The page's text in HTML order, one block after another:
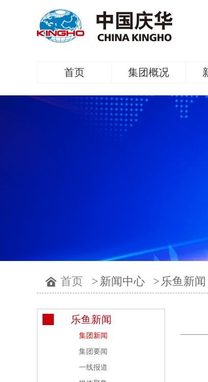
首页 集团概况
首页 > 新闻中心 > 乐鱼新闻
乐鱼新闻
集团新闻
集团要闻
一线报道